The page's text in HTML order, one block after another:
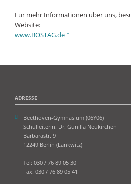
Für mehr Informationen über uns,
Website:
www.BOSTAG.de
ADRESSE
Beethoven-Gymnasium (06Y06)
Schulleiterin: Dr. Gunilla Neukirchen
Barbarastr. 9
12249 Berlin (Lankwitz)
Tel: 030 / 76 89 05 30
Fax: 030 / 76 89 05 41